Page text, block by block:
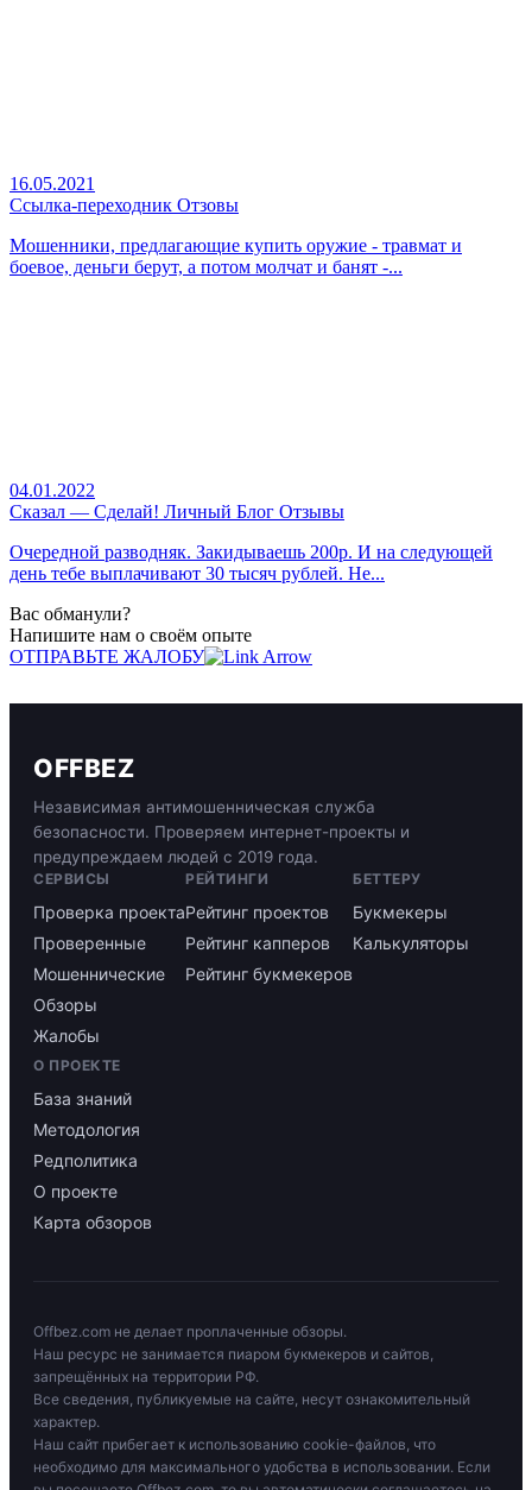
16.05.2021
Ссылка-переходник Отзовы
Мошенники, предлагающие купить оружие - травмат и
боевое, деньги берут, а потом молчат и банят -...
04.01.2022
Сказал — Сделай! Личный Блог Отзывы
Очередной разводняк. Закидываешь 200р. И на следующей
день тебе выплачивают 30 тысяч рублей. Не...
Вас обманули?
Напишите нам о своём опыте
ОТПРАВЬТЕ ЖАЛОБУ
OFFBEZ
Независимая антимошенническая служба
безопасности. Проверяем интернет-проекты и
предупреждаем людей с 2019 года.
СЕРВИСЫ
Проверка проекта
Проверенные
Мошеннические
Обзоры
Жалобы
РЕЙТИНГИ
Рейтинг проектов
Рейтинг капперов
Рейтинг букмекеров
БЕТТЕРУ
Букмекеры
Калькуляторы
О ПРОЕКТЕ
База знаний
Методология
Редполитика
О проекте
Карта обзоров
Offbez.com не делает проплаченные обзоры.
Наш ресурс не занимается пиаром букмекеров и сайтов,
запрещённых на территории РФ.
Все сведения, публикуемые на сайте, несут ознакомительный
характер.
Наш сайт прибегает к использованию cookie-файлов, что
необходимо для максимального удобства в использовании. Если